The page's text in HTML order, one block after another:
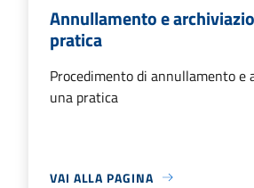
Annullamento e
pratica
Procedimento di annullamento e
una pratica
VAI ALLA PAGINA